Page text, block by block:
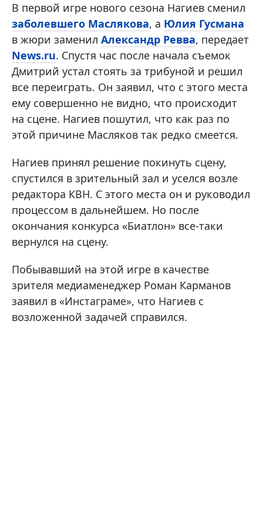
В первой игре нового сезона Нагиев сменил
заболевшего Маслякова, а Юлия Гусмана
в жюри заменил Александр Ревва, передает
News.ru. Спустя час после начала съемок
Дмитрий устал стоять за трибуной и решил
все переиграть. Он заявил, что с этого места
ему совершенно не видно, что происходит
на сцене. Нагиев пошутил, что как раз по
этой причине Масляков так редко смеется.
Нагиев принял решение покинуть сцену,
спустился в зрительный зал и уселся возле
редактора КВН. С этого места он и руководил
процессом в дальнейшем. Но после
окончания конкурса «Биатлон» все-таки
вернулся на сцену.
Побывавший на этой игре в качестве
зрителя медиаменеджер Роман Карманов
заявил в «Инстаграме», что Нагиев с
возложенной задачей справился.